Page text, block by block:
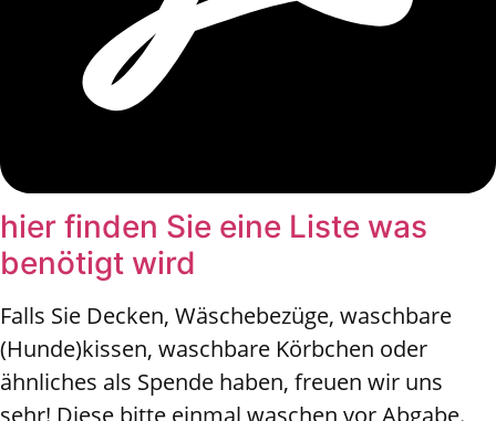
hier finden Sie eine Liste was
benötigt wird
Falls Sie Decken, Wäschebezüge, waschbare
(Hunde)kissen, waschbare Körbchen oder
ähnliches als Spende haben, freuen wir uns
sehr! Diese bitte einmal waschen vor Abgabe.